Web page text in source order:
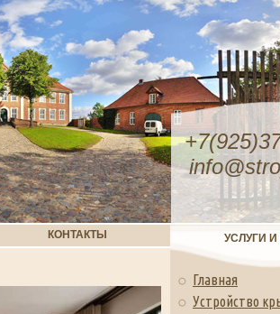
КОНТАКТЫ УСЛУГИ
Главная
Устройство